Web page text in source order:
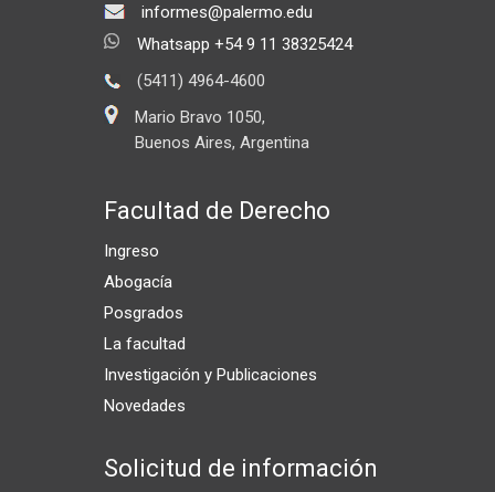
informes@palermo.edu
Whatsapp +54 9 11 38325424
(5411) 4964-4600
Mario Bravo 1050,
Buenos Aires, Argentina
Facultad de Derecho
Ingreso
Abogacía
Posgrados
La facultad
Investigación y Publicaciones
Novedades
Solicitud de información